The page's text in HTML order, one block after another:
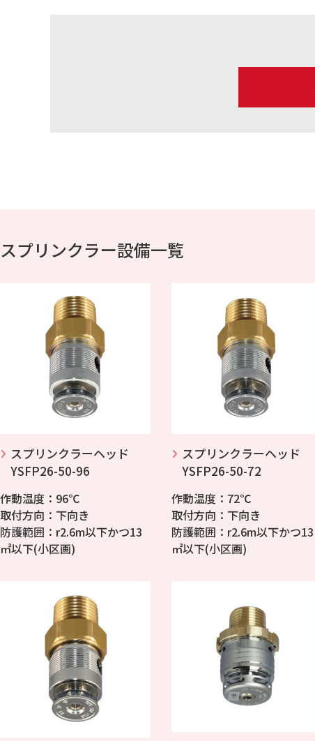
スプリンクラー設備一覧
スプリンクラーヘッド
YSFP26-50-96
作動温度：96℃
取付方向：下向き
防護範囲：r2.6m以下かつ13
㎡以下(小区画)
スプリンクラーヘッド
YSFP26-50-72
作動温度：72℃
取付方向：下向き
防護範囲：r2.6m以下かつ13
㎡以下(小区画)